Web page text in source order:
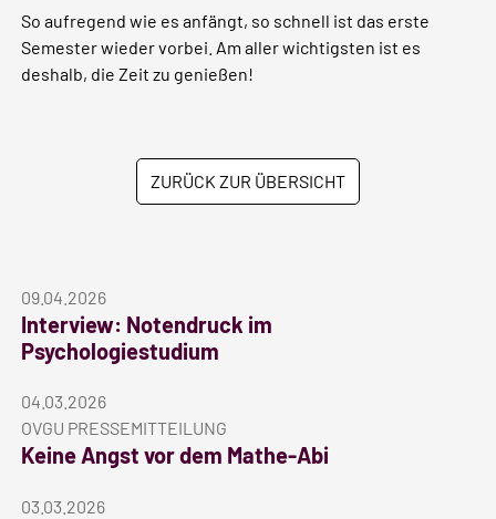
So aufregend wie es anfängt, so schnell ist das erste
Semester wieder vorbei. Am aller wichtigsten ist es
deshalb, die Zeit zu genießen!
ZURÜCK ZUR ÜBERSICHT
09.04.2026
Interview: Notendruck im
Psychologiestudium
04.03.2026
OVGU PRESSEMITTEILUNG
Keine Angst vor dem Mathe-Abi
03.03.2026